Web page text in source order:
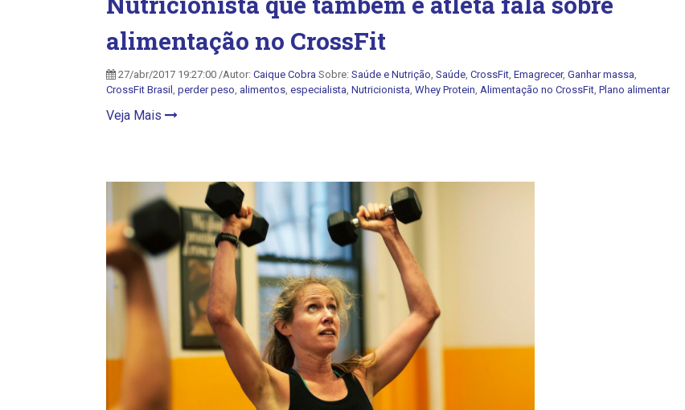
alimentação no CrossFit
27/abr/2017 19:27:00 /Autor: Caique Cobra Sobre: Saúde e Nutrição, Saúde, CrossFit, Emagrecer, Ganhar massa,
CrossFit Brasil , perder peso, alimentos, especialista, Nutricionista, Whey Protein, Alimentação no CrossFit, Plano alimentar
Veja Mais